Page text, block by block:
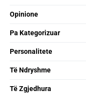
Opinione
Pa Kategorizuar
Personalitete
Të Ndryshme
Të Zgjedhura